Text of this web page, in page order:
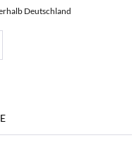
Deutschland